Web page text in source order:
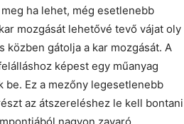
ha lehet, még esetlenebb
mozgását lehetővé tevő vájat oly
gátolja a kar mozgását. A
képest egy műanyag
Ez a mezőny legesetlenebb
az átszereléshez le kell bontani